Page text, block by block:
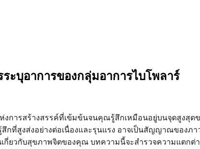
ระบุอาการของกลุ่มอาการไบโพลาร์
การสร้างสรรค์ที่เข้มข้นจนคุณรู้สึกเหมือนอยู่บนจุดสูงสุด
ที่สูงส่งอย่างต่อเนื่องและรุนแรง อาจเป็นสัญญาณของภ
ยวกับสุขภาพจิตของคุณ บทความนี้จะสำรวจความแตกต่า